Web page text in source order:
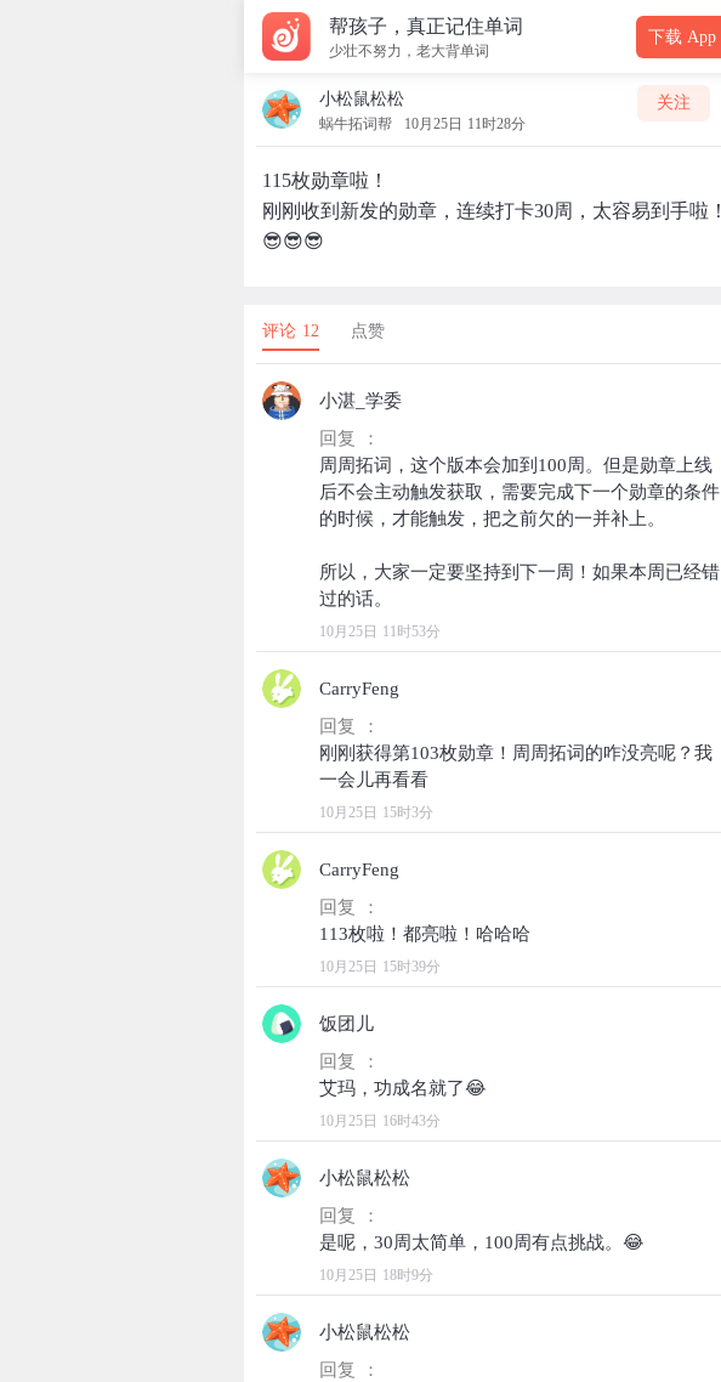
帮孩子，真正记住单词
少壮不努力，老大背单词
下载 App
小松鼠松松
蜗牛拓词帮 10月25日 11时28分
关注
115枚勋章啦！
刚刚收到新发的勋章，连续打卡30周，太容易到手啦！
😎😎😎
评论 12 点赞
小湛_学委
回复 ：
周周拓词，这个版本会加到100周。但是勋章上线
后不会主动触发获取，需要完成下一个勋章的条件
的时候，才能触发，把之前欠的一并补上。
所以，大家一定要坚持到下一周！如果本周已经错
10月25日 11时53分
CarryFeng
回复 ：
刚刚获得第103枚勋章！周周拓词的咋没亮呢？我
10月25日 15时3分
CarryFeng
回复 ：
10月25日 15时39分
饭团儿
回复 ：
10月25日 16时43分
小松鼠松松
回复 ：
10月25日 18时9分
小松鼠松松
回复 ：